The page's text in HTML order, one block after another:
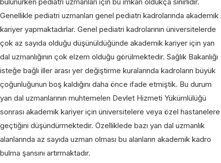
Genellikle pediatri uzmanları genel pediatri kadrolarında akademik
kariyer yapmaktadırlar. Genel pediatri kadrolarının üniversitelerde
çok az sayıda olduğu düşünüldüğünde akademik kariyer için yan
dal uzmanlığının çok elzem olduğu görülmektedir. Sağlık Bakanlığı
isteğe bağlı iller arası yer değiştirme kuralarında kadroların büyük
çoğunluğunun boş kaldığını daha önce ifade etmiştik. Bu durum
yan dal uzmanlarının muhtemelen Devlet Hizmeti Yükümlülüğü
sonrası akademik kariyer için üniversitelere veya özel hastanelere
geçtiğini düşündürmektedir. Özelliklede bazı yan dal uzmanlık
alanlarında az sayıda uzman olması bu alanların akademik kadro
bulma şansını artırmaktadır.